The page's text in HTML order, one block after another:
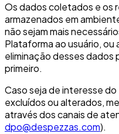
Os dados coletados e os
armazenados em
não sejam mais
Plataforma ao usuário, ou
eliminação desses dados
primeiro.
Caso seja de interesse
excluídos ou alterados,
através dos canais de
dpo@despezzas.com).